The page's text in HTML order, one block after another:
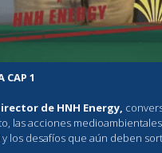
CAP 1
de HNH Energy,
las acciones
los desafíos que aún deben